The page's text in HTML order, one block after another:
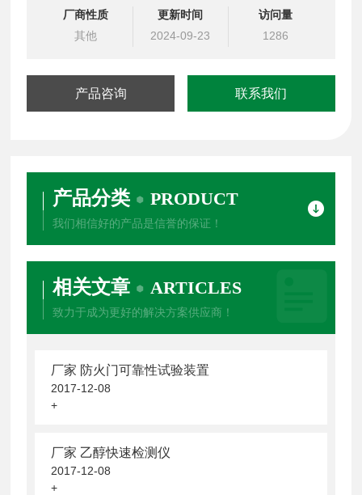
2008）水泥化学分析方法及（JC/T1085-2008）水泥用X
射线荧光分析仪标准要求。
厂商性质
其他
更新时间
2024-09-23
访问量
1286
产品咨询 联系我们
产品分类 PRODUCT
我们相信好的产品是信誉的保证！
相关文章 ARTICLES
致力于成为更好的解决方案供应商！
厂家 防火门可靠性试验装置
2017-12-08
+
厂家 乙醇快速检测仪
2017-12-08
+